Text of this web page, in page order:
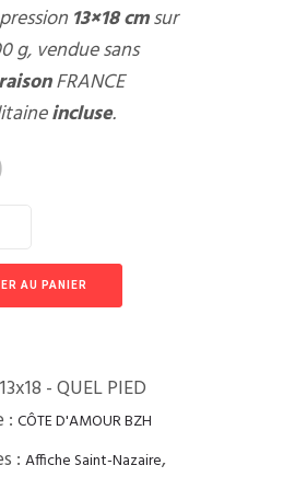
13×18 cmsur
g, vendue sans
FRANCE
incluse.
AU PANIER
- QUEL PIED
: CÔTE D'AMOUR BZH
: Affiche Saint-Nazaire,